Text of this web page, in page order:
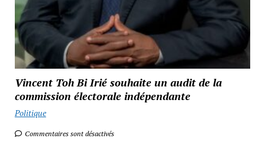
Vincent Toh Bi Irié souhaite un audit de la
commission électorale indépendante
Politique
Commentaires sont désactivés